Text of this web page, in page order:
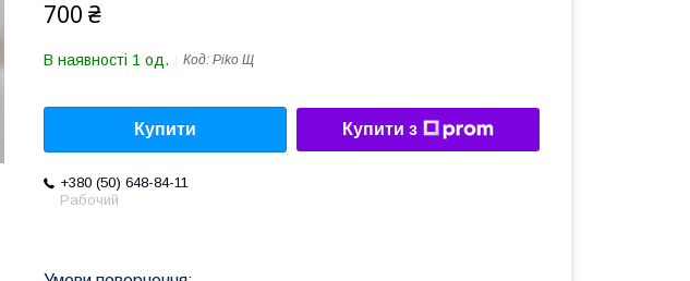
700 ₴
В наявності 1 од. Код: Piko Щ
Купити Купити з
+380 (50) 648-84-11
Рабочий